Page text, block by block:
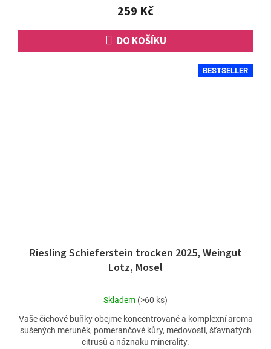
5
hvězdiček.
259 Kč
DO KOŠÍKU
BESTSELLER
Riesling Schieferstein trocken 2025, Weingut
Lotz, Mosel
Průměrné
produktu
je
4,8
Skladem (>60 ks)
Vaše čichové buňky obejme koncentrované a komplexní aroma
sušených meruněk, pomerančové kůry, medovosti, šťavnatých
citrusů a náznaku minerality.